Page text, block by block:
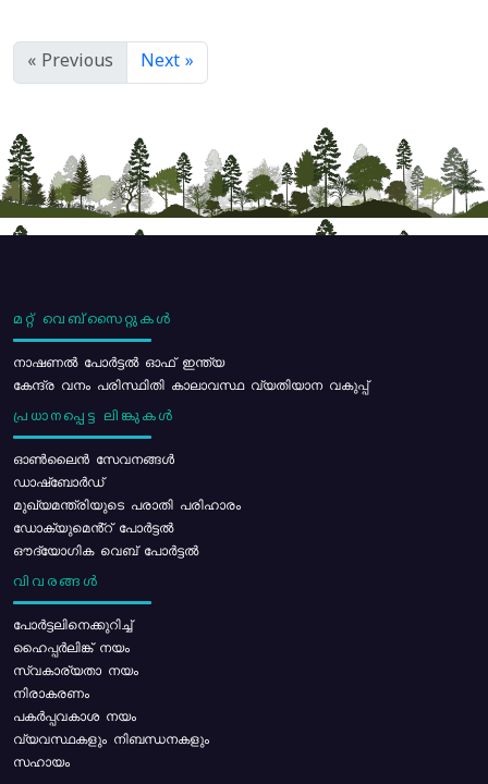
« Previous Next »
മറ്റ് വെബ്സൈറ്റുകൾ
നാഷണൽ പോർട്ടൽ ഓഫ് ഇന്ത്യ
കേന്ദ്ര വനം പരിസ്ഥിതി കാലാവസ്ഥ വ്യതിയാന വകുപ്പ്
പ്രധാനപ്പെട്ട ലിങ്കുകൾ
ഓൺലൈൻ സേവനങ്ങൾ
ഡാഷ്ബോർഡ്
മുഖ്യമന്ത്രിയുടെ പരാതി പരിഹാരം
ഡോക്യുമെൻ്റ് പോർട്ടൽ
ഔദ്യോഗിക വെബ് പോർട്ടൽ
വിവരങ്ങൾ
പോര്‍ട്ടലിനെക്കുറിച്ച്
ഹൈപ്പർലിങ്ക് നയം
സ്വകാര്യതാ നയം
നിരാകരണം
പകർപ്പവകാശ നയം
വ്യവസ്ഥകളും നിബന്ധനകളും
സഹായം